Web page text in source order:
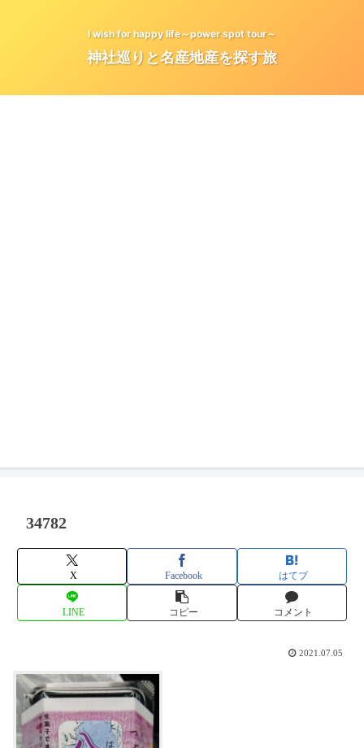
I wish for happy life～power spot tour～
神社巡りと名産地産を探す旅
34782
X Facebook はてブ
LINE コピー コメント
2021.07.05